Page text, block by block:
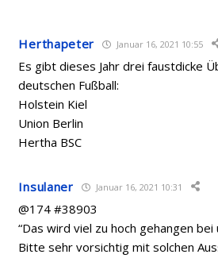
Herthapeter Januar 16, 2021 10:55
Es gibt dieses Jahr drei faustdicke
deutschen Fußball:
Holstein Kiel
Union Berlin
Hertha BSC
Insulaner Januar 16, 2021 10:31
@174 #38903
“Das wird viel zu hoch gehangen bei
Bitte sehr vorsichtig mit solchen